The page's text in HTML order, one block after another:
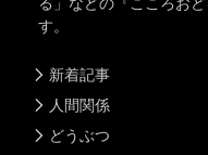
る」などの『こころお
す。
新着記事
人間関係
どうぶつ